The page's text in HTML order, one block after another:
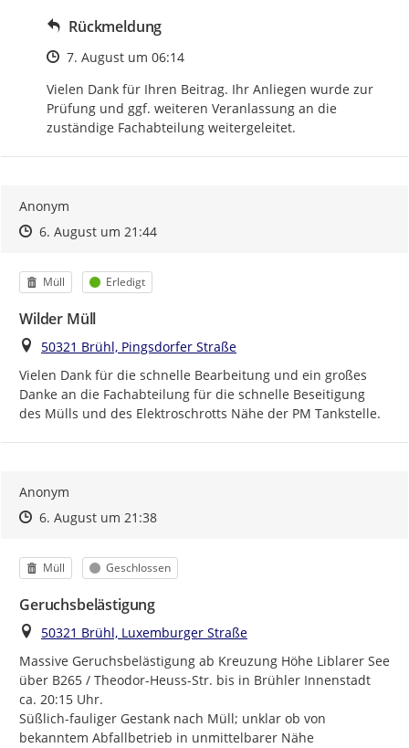
Rückmeldung
Zeitpunkt des Erstellens
7. August um 06:14
Vielen Dank für Ihren Beitrag. Ihr Anliegen wurde zur
Prüfung und ggf. weiteren Veranlassung an die
zuständige Fachabteilung weitergeleitet.
Anonym
Zeitpunkt des Erstellens
Zeitpunkt des Erstellens
6. August um 21:44Zur Äußerung
Kategorie
Müll Status
Erledigt
Wilder Müll
Ort
50321 Brühl, Pingsdorfer Straße
Vielen Dank für die schnelle Bearbeitung und ein großes
Danke an die Fachabteilung für die schnelle Beseitigung
des Mülls und des Elektroschrotts Nähe der PM Tankstelle.
Anonym
Zeitpunkt des Erstellens
Zeitpunkt des Erstellens
6. August um 21:38Zur Äußerung
Kategorie
Müll Status
Geschlossen
Geruchsbelästigung
Ort
50321 Brühl, Luxemburger Straße
Massive Geruchsbelästigung ab Kreuzung Höhe Liblarer See
über B265 / Theodor-Heuss-Str. bis in Brühler Innenstadt
ca. 20:15 Uhr.
Süßlich-fauliger Gestank nach Müll; unklar ob von
bekanntem Abfallbetrieb in unmittelbarer Nähe